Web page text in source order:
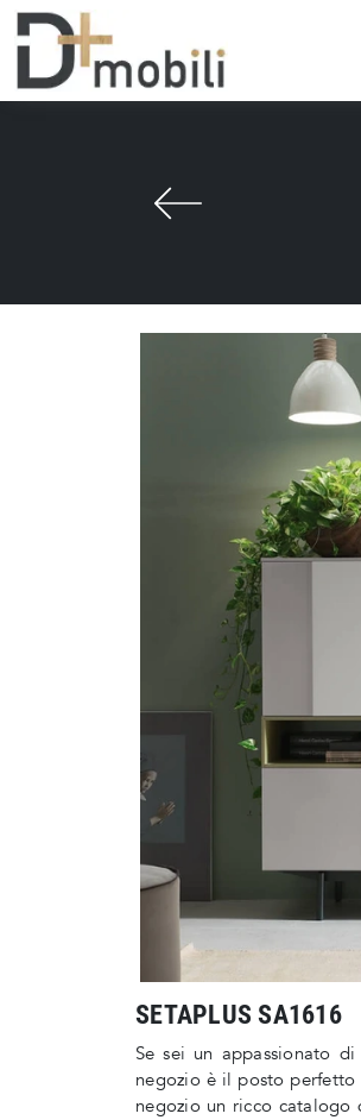
SETAPLUS SA1616
Se sei un appassionato
negozio è il posto
negozio un ricco